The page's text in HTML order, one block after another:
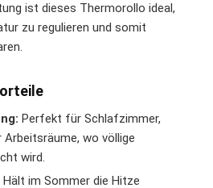
ist dieses Thermorollo ideal,
zu regulieren und somit
Perfekt für Schlafzimmer,
Arbeitsräume, wo völlige
wird.
Hält im Sommer die Hitze